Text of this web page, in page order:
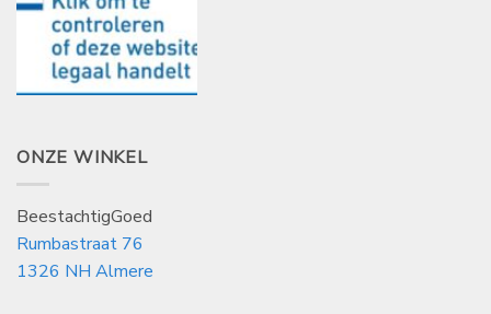
ONZE WINKEL
BeestachtigGoed
Rumbastraat 76
1326 NH Almere